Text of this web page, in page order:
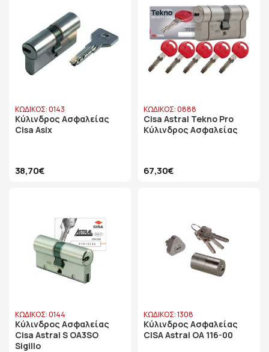
ΚΩΔΙΚΟΣ: 0143
Κύλινδρος Ασφαλείας
Cisa Asix
38,70€
ΚΩΔΙΚΟΣ: 0888
Cisa Astral Tekno Pro
Κύλινδρος Ασφαλείας
67,30€
ΚΩΔΙΚΟΣ: 0144
Κύλινδρος Ασφαλείας
Cisa Astral S OA3SO
Sigillo
ΚΩΔΙΚΟΣ: 1308
Κύλινδρος Ασφαλείας
CISA Astral OA 116-00